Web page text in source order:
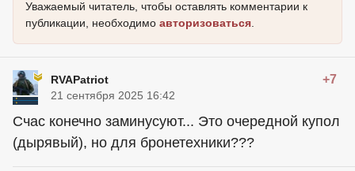
Уважаемый читатель, чтобы оставлять комментарии к
публикации, необходимо авторизоваться.
RVAPatriot +7
21 сентября 2025 16:42
Счас конечно заминусуют... Это очередной купол
(дырявый), но для бронетехники???